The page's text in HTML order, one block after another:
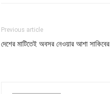
Previous article
দেশের মাটিতেই অবসর নেওয়ার আশা সাকিবের